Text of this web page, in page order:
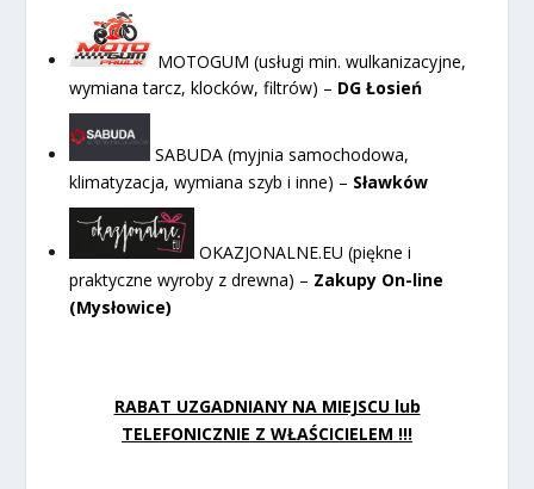
MOTOGUM (usługi min. wulkanizacyjne,
wymiana tarcz, klocków, filtrów) – DG Łosień
SABUDA (myjnia samochodowa,
klimatyzacja, wymiana szyb i inne) – Sławków
OKAZJONALNE.EU (piękne i
praktyczne wyroby z drewna) – Zakupy On-line
(Mysłowice)
RABAT UZGADNIANY NA MIEJSCU lub
TELEFONICZNIE Z WŁAŚCICIELEM !!!